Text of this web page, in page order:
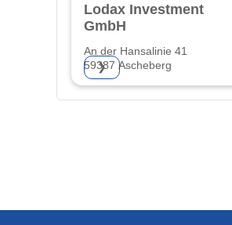
Lodax Investment
GmbH
An der Hansalinie 41
59387 Ascheberg
❯